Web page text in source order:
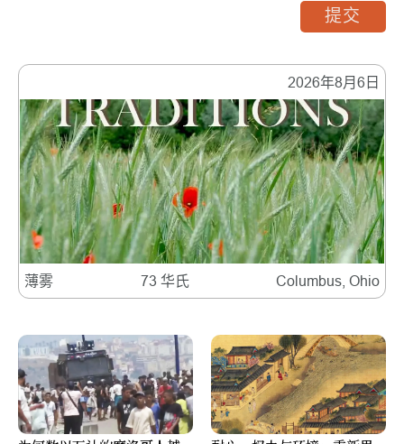
2026年8月6日
薄雾 73 华氏 Columbus, Ohio
提交